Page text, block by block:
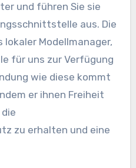
und führen Sie sie
aus. Die
Modellmanager,
für uns zur Verfügung
wie diese kommt
er ihnen Freiheit
zu erhalten und eine